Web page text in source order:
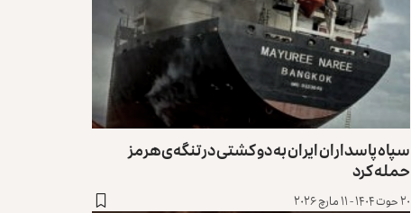
سپاه پاسداران ایران به دو کشتی در تنگه‌ی هرمز
حمله کرد
۲۰ حوت ۱۴۰۴ - ۱۱ مارچ ۲۰۲۶